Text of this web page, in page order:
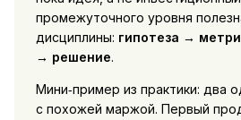
промежуточного уровня
дисциплины: гипотеза →
→ решение.
Мини‑пример из практики: два
с похожей маржой. Первый